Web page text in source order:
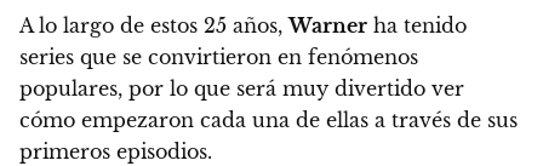
A lo largo de estos 25 años,Warner ha tenido
series que se convirtieron en fenómenos
populares, por lo que será muy divertido ver
cómo empezaron cada una de ellas a través de sus
primeros episodios.